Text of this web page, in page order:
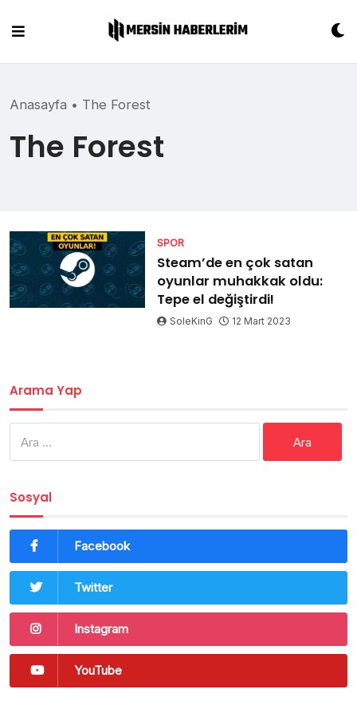
content
Anasayfa • The Forest
The Forest
SPOR
Steam’de en çok satan
oyunlar muhakkak oldu:
Tepe el değiştirdi!
SoleKinG 12 Mart 2023
Arama Yap
Sosyal
Facebook
Twitter
Instagram
YouTube